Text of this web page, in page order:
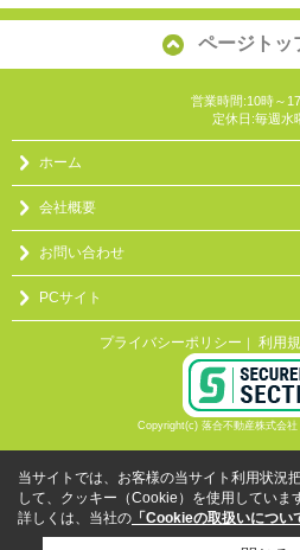
ページトッ
営業時間:10時～
定休日:毎週水
ホーム
会社概要
お問い合わせ
PCサイト
プライバシーポリシー ｜ 利用
Copyright(c) 落合不動産株式会
当サイトでは、お客様の当サイト利用状況
して、クッキー（Cookie）を使用していま
詳しくは、当社の 「Cookieの取扱いについ